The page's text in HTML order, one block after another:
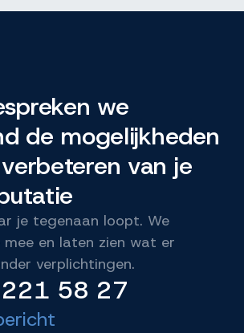
we
de mogelijkheden
van je
je tegenaan loopt. We
mee en laten zien wat er
verplichtingen.
58 27